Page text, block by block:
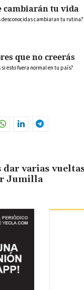
cambiarán tu vida
desconocidas cambiaran tu rutina?
que no creerás
esto fuera normal en tu país?
varias
Jumilla